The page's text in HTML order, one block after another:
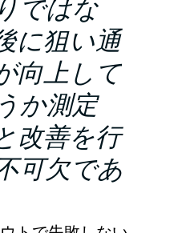
ではな
に狙い通
向上して
か測定
改善を行
可欠であ